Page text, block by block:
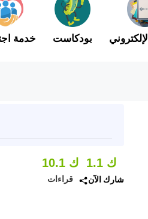
خدمة بودكاست
10.1 ك
قراءات
1.1 ك
شارك الآن